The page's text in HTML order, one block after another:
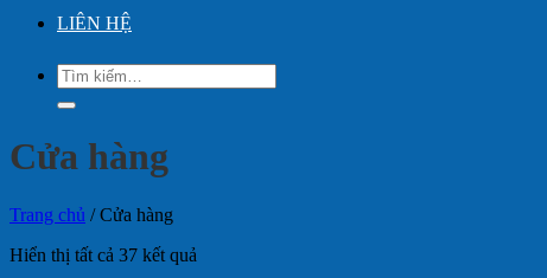
LIÊN HỆ
Tìm
kiếm:
Cửa hàng
Trang chủ /Cửa hàng
Hiển thị tất cả 37 kết quả